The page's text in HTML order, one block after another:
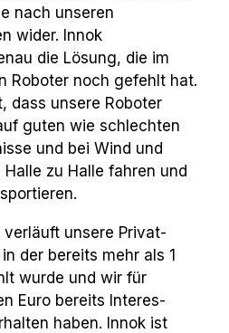
nach unseren
wider. Innok
die Lösung, die im
Roboter noch gefehlt hat.
dass unsere Roboter
guten wie schlechten
und bei Wind und
zu Halle fahren und
verläuft unsere Privat­
der bereits mehr als 1
wurde und wir für
Euro bereits Interes­
haben. Innok ist